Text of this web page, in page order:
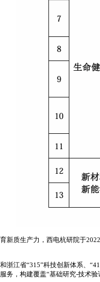
新质生产力，西电杭研院于
浙江省“315”科技创新体系、
务，构建覆盖“基础研究-技术